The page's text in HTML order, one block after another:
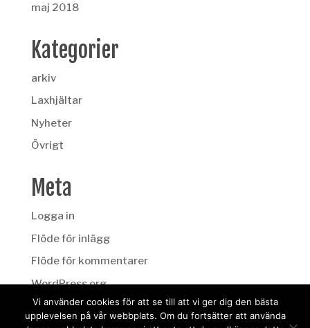
maj 2018
Kategorier
arkiv
Laxhjältar
Nyheter
Övrigt
Meta
Logga in
Flöde för inlägg
Flöde för kommentarer
WordPress.org
Vi använder cookies för att se till att vi ger dig den bästa
upplevelsen på vår webbplats. Om du fortsätter att använda